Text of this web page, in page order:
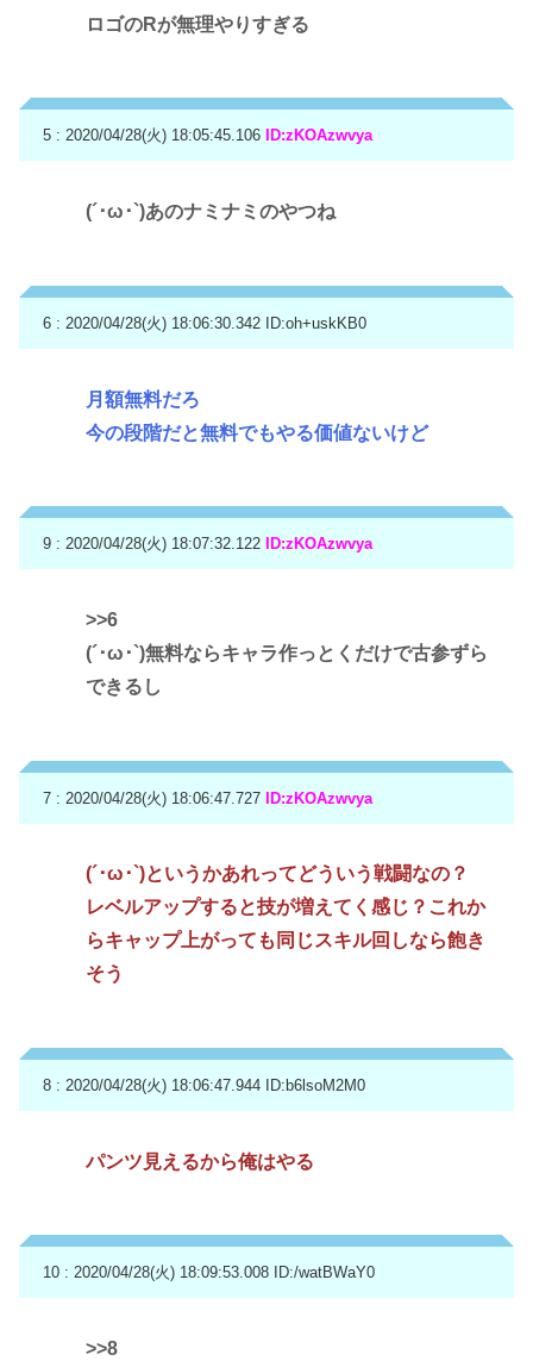
ロゴのRが無理やりすぎる
5 : 2020/04/28(火) 18:05:45.106 ID:zKOAzwvya
(´･ω･`)あのナミナミのやつね
6 : 2020/04/28(火) 18:06:30.342 ID:oh+uskKB0
月額無料だろ
今の段階だと無料でもやる価値ないけど
9 : 2020/04/28(火) 18:07:32.122 ID:zKOAzwvya
>>6
(´･ω･`)無料ならキャラ作っとくだけで古参ずら
できるし
7 : 2020/04/28(火) 18:06:47.727 ID:zKOAzwvya
(´･ω･`)というかあれってどういう戦闘なの？
レベルアップすると技が増えてく感じ？これか
らキャップ上がっても同じスキル回しなら飽き
そう
8 : 2020/04/28(火) 18:06:47.944 ID:b6lsoM2M0
パンツ見えるから俺はやる
10 : 2020/04/28(火) 18:09:53.008 ID:/watBWaY0
>>8